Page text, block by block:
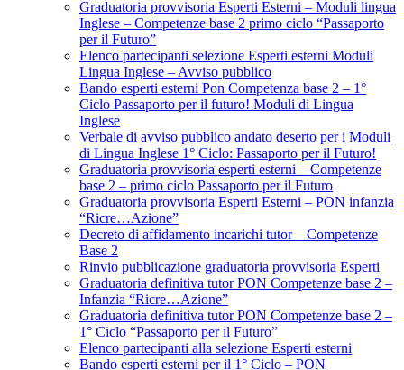
Graduatoria provvisoria Esperti Esterni – Moduli lingua
Inglese – Competenze base 2 primo ciclo “Passaporto
per il Futuro”
Elenco partecipanti selezione Esperti esterni Moduli
Lingua Inglese – Avviso pubblico
Bando esperti esterni Pon Competenza base 2 – 1°
Ciclo Passaporto per il futuro! Moduli di Lingua
Inglese
Verbale di avviso pubblico andato deserto per i Moduli
di Lingua Inglese 1° Ciclo: Passaporto per il Futuro!
Graduatoria provvisoria esperti esterni – Competenze
base 2 – primo ciclo Passaporto per il Futuro
Graduatoria provvisoria Esperti Esterni – PON infanzia
“Ricre…Azione”
Decreto di affidamento incarichi tutor – Competenze
Base 2
Rinvio pubblicazione graduatoria provvisoria Esperti
Graduatoria definitiva tutor PON Competenze base 2 –
Infanzia “Ricre…Azione”
Graduatoria definitiva tutor PON Competenze base 2 –
1° Ciclo “Passaporto per il Futuro”
Elenco partecipanti alla selezione Esperti esterni
Bando esperti esterni per il 1° Ciclo – PON